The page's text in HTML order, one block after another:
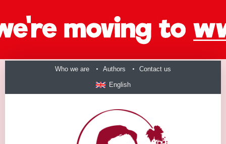
Who we are Authors Contact us
English